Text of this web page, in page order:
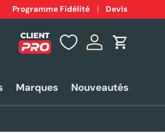
Expéditionrapide 24-48h*
Programme Fidélité Devis
Se connecter
Panier
Marques Nouveautés